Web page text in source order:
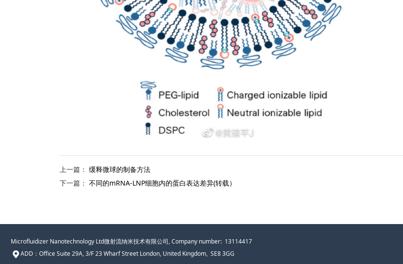
上一篇： 缓释微球的制备方法
下一篇： 不同的mRNA-LNP细胞内的蛋白表达差异(转载）
Microfluidizer Nanotechnology Ltd微射流纳米技术有限公司, Company number: 13114417
ADD： Office Suite 29A, 3/F 23 Wharf Street London, United Kingdom, SE8 3GG